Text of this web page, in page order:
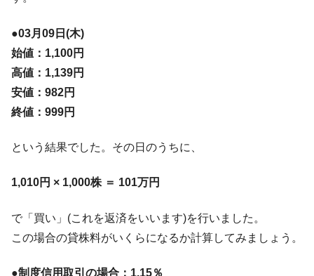
●03月09日(木)
始値：1,100円
高値：1,139円
安値：982円
終値：999円
という結果でした。その日のうちに、
1,010円 × 1,000株 ＝ 101万円
で「買い」(これを返済をいいます)を行いました。
この場合の貸株料がいくらになるか計算してみましょう。
●制度信用取引の場合：1.15％